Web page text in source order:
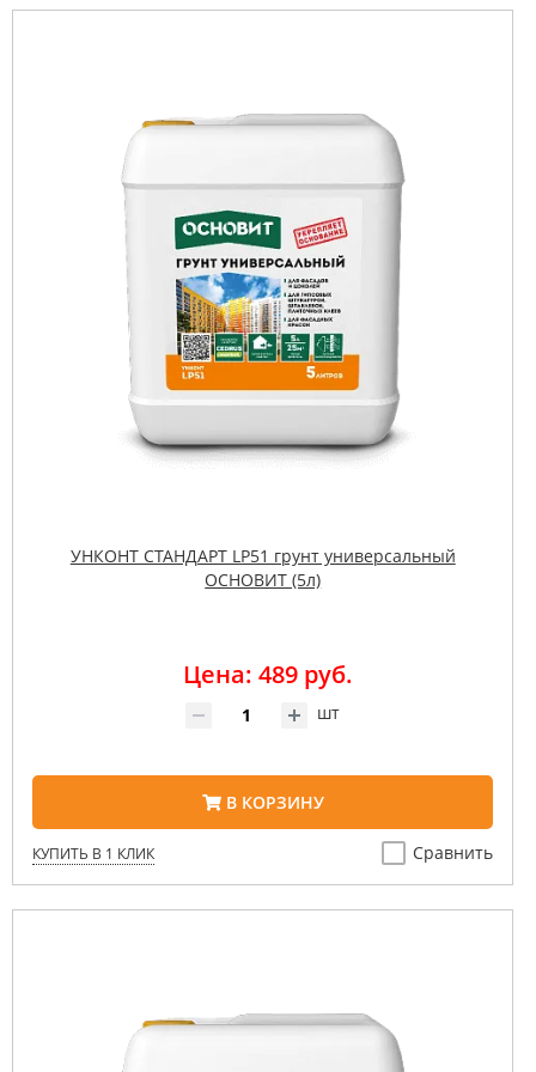
УНКОНТ СТАНДАРТ LP51 грунт универсальный
ОСНОВИТ (5л)
Цена: 489 руб.
шт
В КОРЗИНУ
КУПИТЬ В 1 КЛИК Сравнить